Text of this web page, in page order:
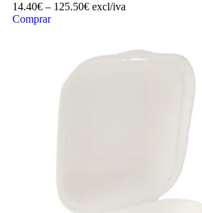
14.40€ – 125.50€ excl/iva
Comprar